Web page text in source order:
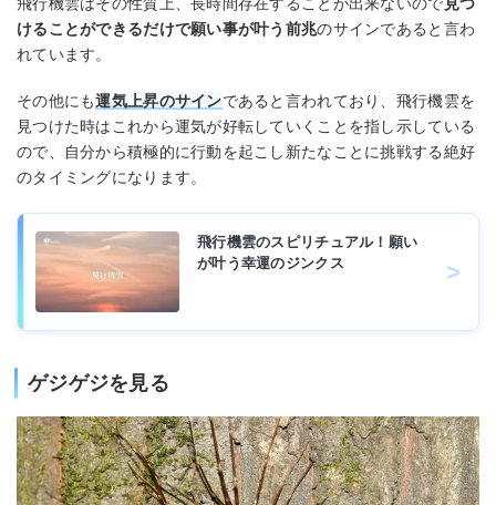
けることができるだけで願い事が叶う前兆のサインであると言わ
れています。
その他にも運気上昇のサインであると言われており、飛行機雲を
見つけた時はこれから運気が好転していくことを指し示している
ので、自分から積極的に行動を起こし新たなことに挑戦する絶好
のタイミングになります。
飛行機雲のスピリチュアル！願い
が叶う幸運のジンクス
ゲジゲジを見る